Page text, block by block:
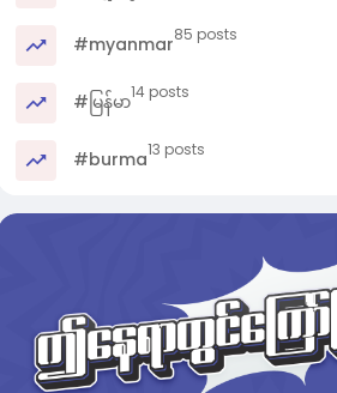
#myanmar85 posts
#မြန်မာ14 posts
#burma13 posts